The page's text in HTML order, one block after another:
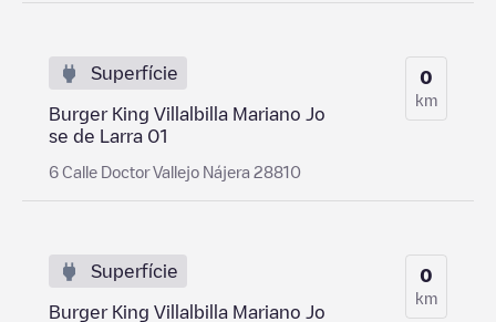
Superfície
Burger King Villalbilla Mariano Jo
se de Larra 01
6 Calle Doctor Vallejo Nájera 28810
0
km
Superfície
Burger King Villalbilla Mariano Jo
0
km